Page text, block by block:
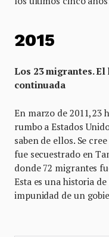
2015
Los 23 migrantes.
continuada
En marzo de 2011, 23
rumbo a Estados
saben de ellos. Se
fue secuestrado en
donde 72 migrantes
Esta es una historia
impunidad de un